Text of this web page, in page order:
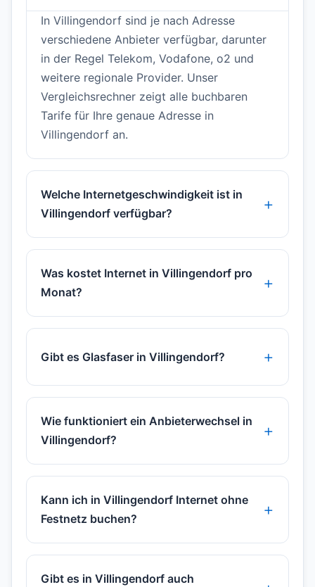
In Villingendorf sind je nach Adresse
verschiedene Anbieter verfügbar, darunter
in der Regel Telekom, Vodafone, o2 und
weitere regionale Provider. Unser
Vergleichsrechner zeigt alle buchbaren
Tarife für Ihre genaue Adresse in
Villingendorf an.
Welche Internetgeschwindigkeit ist in
Villingendorf verfügbar?
Was kostet Internet in Villingendorf pro
Monat?
Gibt es Glasfaser in Villingendorf?
Wie funktioniert ein Anbieterwechsel in
Villingendorf?
Kann ich in Villingendorf Internet ohne
Festnetz buchen?
Gibt es in Villingendorf auch